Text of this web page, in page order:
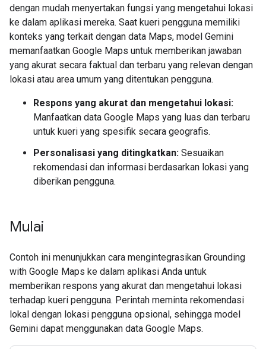
dengan mudah menyertakan fungsi yang mengetahui lokasi
ke dalam aplikasi mereka. Saat kueri pengguna memiliki
konteks yang terkait dengan data Maps, model Gemini
memanfaatkan Google Maps untuk memberikan jawaban
yang akurat secara faktual dan terbaru yang relevan dengan
lokasi atau area umum yang ditentukan pengguna.
Respons yang akurat dan mengetahui lokasi:
Manfaatkan data Google Maps yang luas dan terbaru
untuk kueri yang spesifik secara geografis.
Personalisasi yang ditingkatkan: Sesuaikan
rekomendasi dan informasi berdasarkan lokasi yang
diberikan pengguna.
Mulai
Contoh ini menunjukkan cara mengintegrasikan Grounding
with Google Maps ke dalam aplikasi Anda untuk
memberikan respons yang akurat dan mengetahui lokasi
terhadap kueri pengguna. Perintah meminta rekomendasi
lokal dengan lokasi pengguna opsional, sehingga model
Gemini dapat menggunakan data Google Maps.